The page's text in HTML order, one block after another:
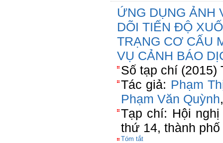
ỨNG DỤNG ẢNH
DÕI TIẾN ĐỘ
TRẠNG CƠ CẤU
VỤ CẢNH BÁO
Số tạp chí (2015)
Tác giả: Phạm
Phạm Văn Quỳnh
Tạp chí: Hội
thứ 14, thành
Tóm tắt